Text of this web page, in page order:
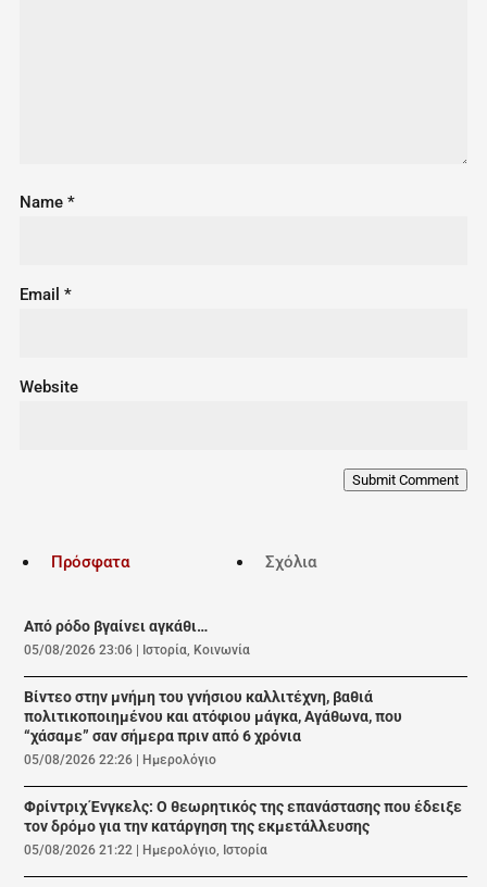
Name *
Email *
Website
Submit Comment
Πρόσφατα Σχόλια
Από ρόδο βγαίνει αγκάθι…
05/08/2026 23:06 Ιστορία, Κοινωνία
Βίντεο στην μνήμη του γνήσιου καλλιτέχνη, βαθιά
πολιτικοποιημένου και ατόφιου μάγκα, Αγάθωνα, που
“χάσαμε” σαν σήμερα πριν από 6 χρόνια
05/08/2026 22:26 Ημερολόγιο
Φρίντριχ Ένγκελς: Ο θεωρητικός της επανάστασης που έδειξε
τον δρόμο για την κατάργηση της εκμετάλλευσης
05/08/2026 21:22 Ημερολόγιο, Ιστορία